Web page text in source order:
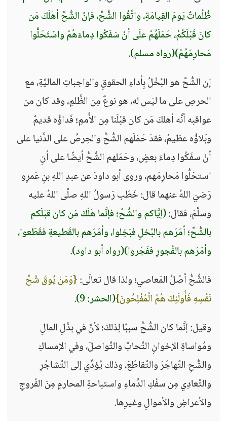
ظُلُماتٌ يَومَ القِيامَةِ، واتَّقُوا الشُّحَّ، فإنَّ الشُّحَّ أهْلَكَ مَن
كانَ قَبْلَكُمْ، حَمَلَهُمْ علَى أنْ سَفَكُوا دِماءَهُمْ واسْتَحَلُّوا
مَحارِمَهُمْ)(رواه مسلم).
إن الشُّحَّ هو البُخْلُ بِأداءِ الحقوقِ والواجباتِ الماليَّةِ، مع
الحرصِ على ما ليْس له، هو نوعٌ مِن الظُّلمِ، وقد كان من
عواقبه أنَّه أهلكَ مَن كان قبْلَنا مِن الأُممِ؛ فَداؤُه قديمٌ
وبَلاؤُه عظيمٌ، فقدْ حَمَلَهم الشُّحُّ والحِرصُ على الدُّنيا على
أنْ سفَكُوا دِماءَ بعضٍ، وحَمَلهم الشُّحُّ أيضًا على أنِ
استحَلُّوا مَحارِمَهم، وروى أبو داودَ عن عبدِ اللهِ بنِ عَمرٍو
رَضيَ اللهُ عنهما قال: خَطَب رَسولُ اللهِ صلَّى اللهُ عليه
وسلَّمَ، فقال:(إيَّاكم والشُّحَّ؛ فإنَّما هَلَكَ مَن كان قبْلَكم
بالشُّحِّ؛ أمَرَهم بالبُخلِ فبَخِلوا، وأمَرَهم بالقَطيعةِ فقَطَعوا،
وأمَرَهم بالفُجورِ ففَجَروا)(رواه أبو داود).
فالشُّحُّ أصْلُ المَعاصي؛ ولذا قال تعالَى:{وَمَنْ يُوقَ شُحَّ
نَفْسِهِ فَأُولَئِكَ هُمُ الْمُفْلِحُونَ}(الحشر: 9)
.
وقيل: إنَّما كان الشُّحُّ سببًا لِذلكَ؛ لأنَّ في بذْلِ المالِ
ومُواساةِ الإخوانِ التَّحابَّ والتَّواصلَ، وفي الإمساكِ
والشُّحِ التَّهاجُرَ والتَّقاطُعَ، وذلك يُؤدِّي إلى التَّشاجُرِ
والتَّعادِي مِن سفْكِ الدِّماءِ واستباحةِ المحارمِ مِنَ الفُروجِ
والأعراضِ والأموالِ وغيرِها.